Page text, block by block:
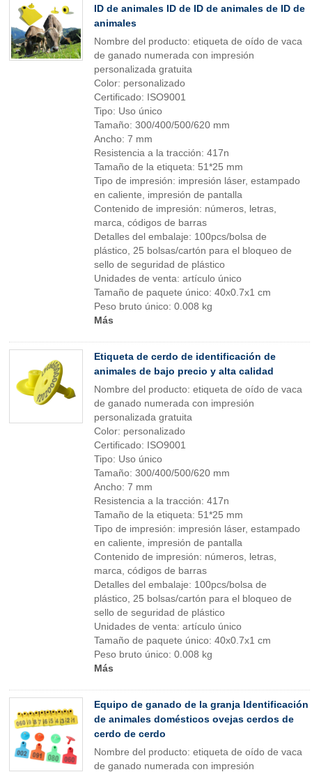
ID de animales ID de ID de animales de ID de
animales
Nombre del producto: etiqueta de oído de vaca
de ganado numerada con impresión
personalizada gratuita
Color: personalizado
Certificado: ISO9001
Tipo: Uso único
Tamaño: 300/400/500/620 mm
Ancho: 7 mm
Resistencia a la tracción: 417n
Tamaño de la etiqueta: 51*25 mm
Tipo de impresión: impresión láser, estampado
en caliente, impresión de pantalla
Contenido de impresión: números, letras,
marca, códigos de barras
Detalles del embalaje: 100pcs/bolsa de
plástico, 25 bolsas/cartón para el bloqueo de
sello de seguridad de plástico
Unidades de venta: artículo único
Tamaño de paquete único: 40x0.7x1 cm
Peso bruto único: 0.008 kg
Más
Etiqueta de cerdo de identificación de
animales de bajo precio y alta calidad
Nombre del producto: etiqueta de oído de vaca
de ganado numerada con impresión
personalizada gratuita
Color: personalizado
Certificado: ISO9001
Tipo: Uso único
Tamaño: 300/400/500/620 mm
Ancho: 7 mm
Resistencia a la tracción: 417n
Tamaño de la etiqueta: 51*25 mm
Tipo de impresión: impresión láser, estampado
en caliente, impresión de pantalla
Contenido de impresión: números, letras,
marca, códigos de barras
Detalles del embalaje: 100pcs/bolsa de
plástico, 25 bolsas/cartón para el bloqueo de
sello de seguridad de plástico
Unidades de venta: artículo único
Tamaño de paquete único: 40x0.7x1 cm
Peso bruto único: 0.008 kg
Más
Equipo de ganado de la granja Identificación
de animales domésticos ovejas cerdos de
cerdo de cerdo
Nombre del producto: etiqueta de oído de vaca
de ganado numerada con impresión